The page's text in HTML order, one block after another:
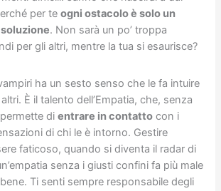
per teogni ostacolo è solo un
. Non sarà un po’ troppa
per gli altri, mentre la tua si esaurisce?
ha un sesto senso che le fa intuire
È il talento dell’Empatia, che, senza
dientrare in contatto con i
di chi le è intorno. Gestire
faticoso, quando si diventa il radar di
senza i giusti confini fa più male
Ti senti sempre responsabile degli